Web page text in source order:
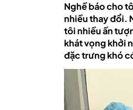
Nghề báo cho
nhiều thay đổi.
tôi nhiều ấn
khát vọng khởi
đặc trưng khó